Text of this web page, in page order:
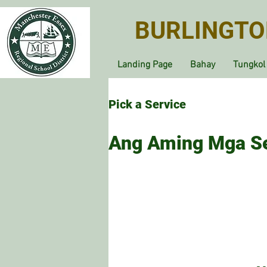
Landing Page Bahay
Pick a Service
Ang Aming Mga